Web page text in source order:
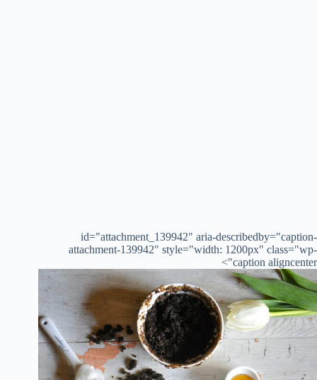
id="attachment_139942" aria-describedby="caption-
attachment-139942" style="width: 1200px" class="wp-
caption aligncenter">